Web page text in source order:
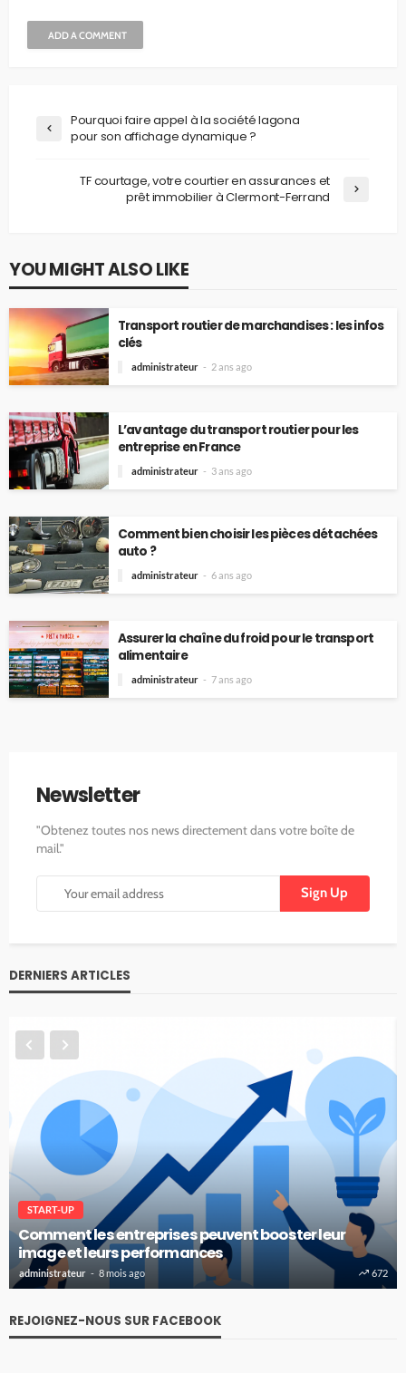
ADD A COMMENT
Pourquoi faire appel à la société Iagona
pour son affichage dynamique ?
TF courtage, votre courtier en assurances et
prêt immobilier à Clermont-Ferrand
YOU MIGHT ALSO LIKE
Transport routier de marchandises : les infos
clés
administrateur 2 ans ago
L’avantage du transport routier pour les
entreprise en France
administrateur 3 ans ago
Comment bien choisir les pièces détachées
auto ?
administrateur 6 ans ago
Assurer la chaîne du froid pour le transport
alimentaire
administrateur 7 ans ago
Newsletter
"Obtenez toutes nos news directement dans votre boîte de
mail."
DERNIERS ARTICLES
START-UP
Comment les entreprises peuvent booster leur
image et leurs performances
administrateur 8 mois ago 672
REJOIGNEZ-NOUS SUR FACEBOOK